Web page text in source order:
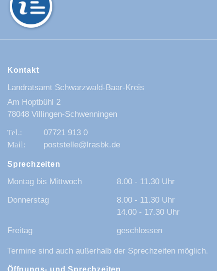
Kontakt
Landratsamt Schwarzwald-Baar-Kreis
Am Hoptbühl 2
78048 Villingen-Schwenningen
07721 913 0
poststelle@lrasbk.de
Sprechzeiten
Montag bis Mittwoch
8.00 - 11.30 Uhr
Donnerstag
8.00 - 11.30 Uhr
14.00 - 17.30 Uhr
Freitag
geschlossen
Termine sind auch außerhalb der Sprechzeiten möglich.
Öffnungs- und Sprechzeiten